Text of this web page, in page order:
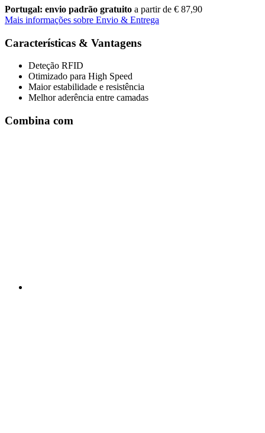
Portugal: envio padrão gratuito a partir de € 87,90
Mais informações sobre Envio & Entrega
Características & Vantagens
Deteção RFID
Otimizado para High Speed
Maior estabilidade e resistência
Melhor aderência entre camadas
Combina com